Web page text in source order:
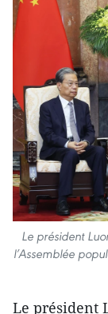
Le président
l’Assemblée
Le président